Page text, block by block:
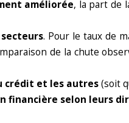
améliorée, la part de
. Pour le taux de
de la chute
crédit et les autres(soit
financière selon leurs